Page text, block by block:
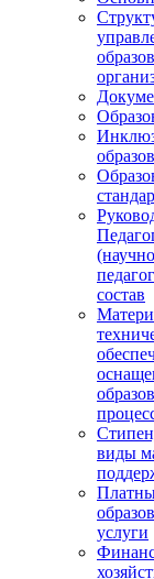
состав
виды
услуги